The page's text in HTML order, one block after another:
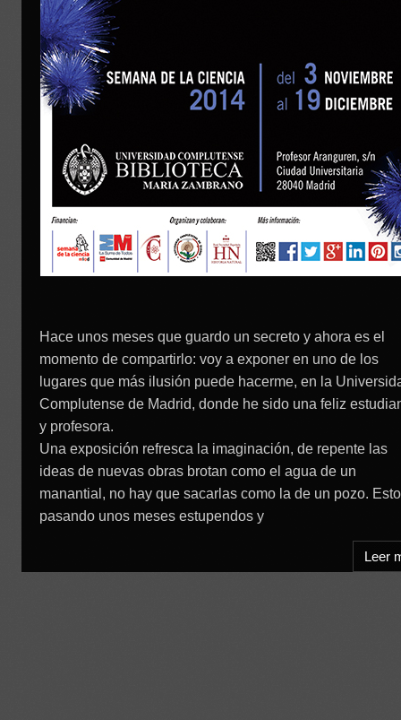
Hace unos meses que guardo un secreto y ahora es el
momento de compartirlo: voy a exponer en uno de los
lugares que más ilusión puede hacerme, en la
Complutense de Madrid, donde he sido una feliz
y profesora.
Una exposición refresca la imaginación, de repente las
ideas de nuevas obras brotan como el agua de un
manantial, no hay que sacarlas como la de un pozo.
pasando unos meses estupendos y
Leer